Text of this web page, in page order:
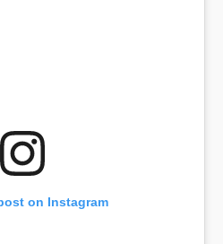
on Instagram